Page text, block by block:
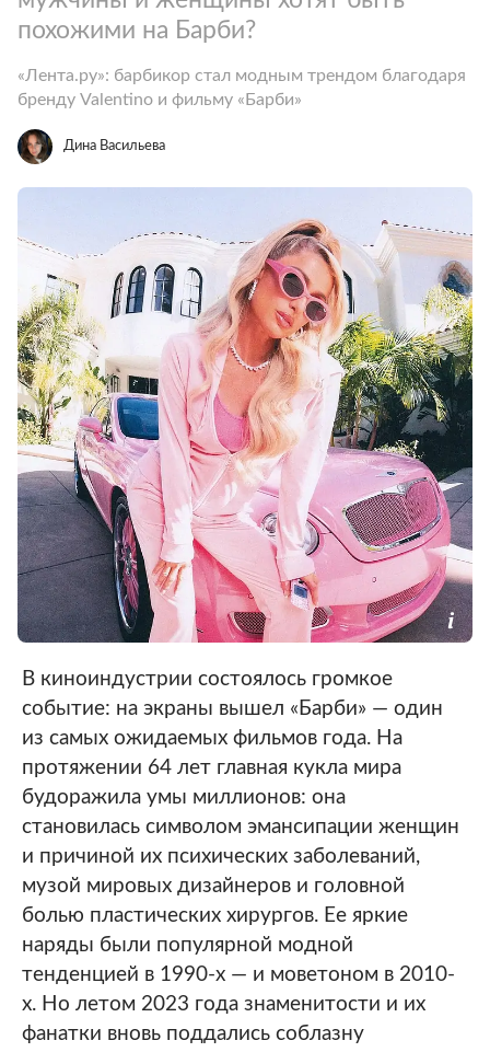
похожими на Барби?
«Лента.ру»: барбикор стал модным трендом благодаря
бренду Valentino и фильму «Барби»
Дина Васильева
В киноиндустрии состоялось громкое
событие: на экраны вышел «Барби» — один
из самых ожидаемых фильмов года. На
протяжении 64 лет главная кукла мира
будоражила умы миллионов: она
становилась символом эмансипации женщин
и причиной их психических заболеваний,
музой мировых дизайнеров и головной
болью пластических хирургов. Ее яркие
наряды были популярной модной
тенденцией в 1990-х — и моветоном в 2010-
х. Но летом 2023 года знаменитости и их
фанатки вновь поддались соблазну